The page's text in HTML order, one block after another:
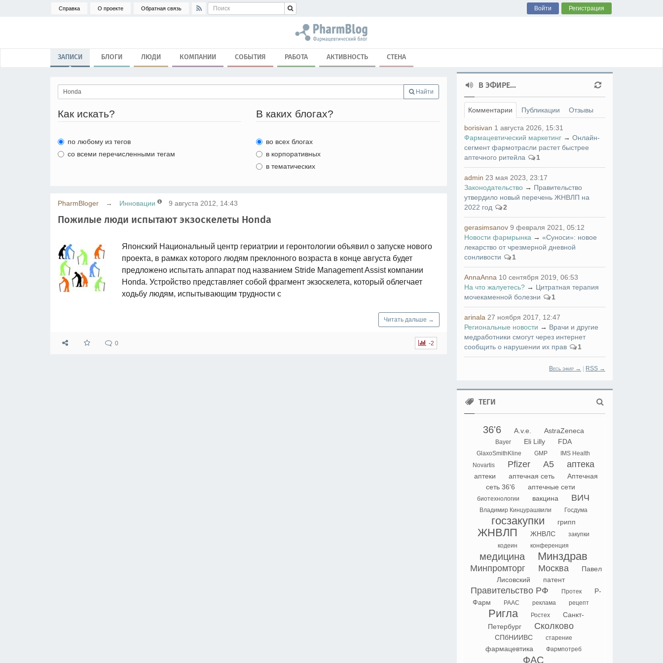
Справка О проекте Обратная связь Войти Регистрация
ЗАПИСИ БЛОГИ ЛЮДИ КОМПАНИИ СОБЫТИЯ РАБОТА АКТИВНОСТЬ СТЕНА
Найти
Как искать?
по любому из тегов
со всеми перечисленными тегам
В каких блогах?
во всех блогах
в корпоративных
в тематических
PharmBloger → Инновации 9 августа 2012, 14:43
Пожилые люди испытают экзоскелеты Honda
Японский Национальный центр гериатрии и геронтологии объявил о запуске нового
проекта, в рамках которого людям преклонного возраста в конце августа будет
предложено испытать аппарат под названием Stride Management Assist компании
Honda. Устройство представляет собой фрагмент экзоскелета, который облегчает
ходьбу людям, испытывающим трудности с
Читать дальше →
0 -2
В ЭФИРЕ...
Комментарии Публикации Отзывы
borisivan 1 августа 2026, 15:31
Фармацевтический маркетинг→ Онлайн-
сегмент фармотрасли растет быстрее
аптечного ритейла
1
admin 23 мая 2023, 23:17
Законодательство→ Правительство
утвердило новый перечень ЖНВЛП на
2022 год
2
gerasimsanov 9 февраля 2021, 05:12
Новости фармрынка → «Суноси»: новое
лекарство от чрезмерной дневной
сонливости
1
AnnaAnna 10 сентября 2019, 06:53
На что жалуетесь?→ Цитратная терапия
мочекаменной болезни
1
arinala 27 ноября 2017, 12:47
Региональные новости → Врачи и другие
медработники смогут через интернет
сообщить о нарушении их прав
1
Весь эфир → RSS →
ТЕГИ
36'6 A.v.e. AstraZeneca
Bayer Eli Lilly FDA
GlaxoSmithKline GMP
IMS Health
Novartis
Pfizer А5 аптека
аптеки аптечная сеть
Аптечная
сеть 36'6
аптечные сети
биотехнологии вакцина ВИЧ
Владимир Кинцурашвили Госдума
госзакупки грипп
ЖНВЛП ЖНВЛС
закупки
кодеин
конференция
медицина Минздрав
Минпромторг Москва
Павел
Лисовский
патент
Правительство РФ Протек
Р-
Фарм
РААС реклама рецепт
Ригла Ростех
Санкт-
Петербург
Сколково
СПбНИИВС старение
фармацевтика Фармпотреб
ФАС